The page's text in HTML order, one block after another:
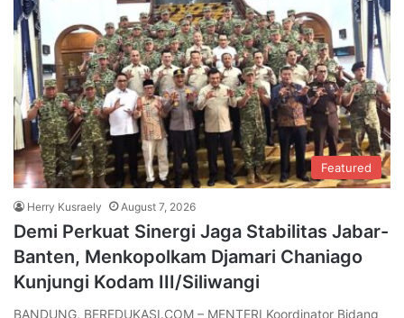
Featured
Herry Kusraely August 7, 2026
Demi Perkuat Sinergi Jaga Stabilitas Jabar-
Banten, Menkopolkam Djamari Chaniago
Kunjungi Kodam III/Siliwangi
BANDUNG, BEREDUKASI.COM – MENTERI Koordinator Bidang